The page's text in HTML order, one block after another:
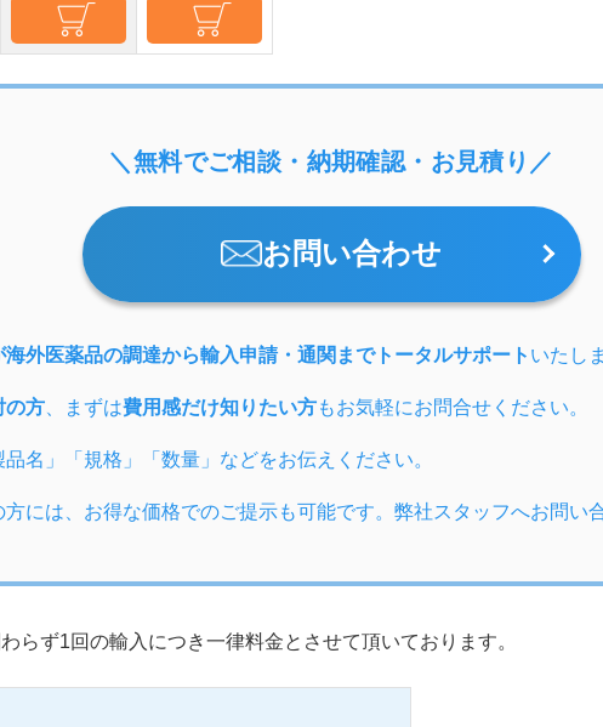
＼無料でご相談・納期確認・お見積り／
お問い合わせ
海外医薬品の調達から輸入申請・通関までトータルサポート いたし
の方 、まずは費用感だけ知りたい方もお気軽にお問合せください。
名」「規格」「数量」などをお伝えください。
方には、お得な価格でのご提示も可能です。弊社スタッフへお問い
らず1回の輸入につき一律料金とさせて頂いております。